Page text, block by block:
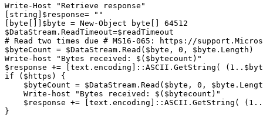
Write-Host "Retrieve response"
[string]$response= ""
[byte[]]$byte = New-Object byte[] 64512
$DataStream.ReadTimeout=$readTimeout
# Read two times due # MS16-065: https://
$byteCount = $DataStream.Read($byte, 0, $byte.Length)
Write-host "Bytes received: $($bytecount)"
$response += [text.encoding]::ASCII.GetString(
if ($https) {
$byteCount = $DataStream.Read($byte, 0,
    Write-host "Bytes received: $($bytecount)"
$response += [text.encoding]::ASCII.GetString(
}